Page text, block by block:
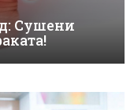
Сушени